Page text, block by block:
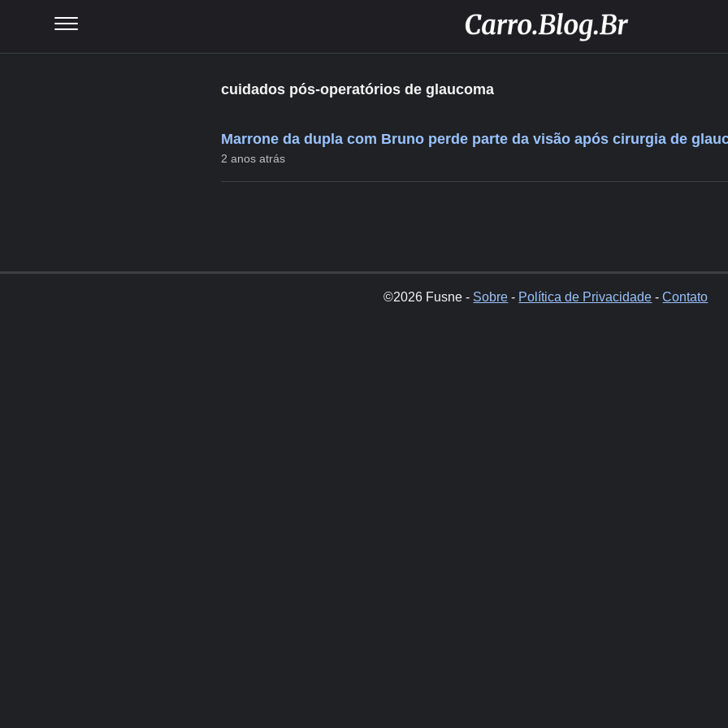
cuidados pós-operatórios de glaucoma
Marrone da dupla com Bruno perde parte da visão após cirurgia de
2 anos atrás
©2026 Fusne - Sobre - Política de Privacidade -Contato